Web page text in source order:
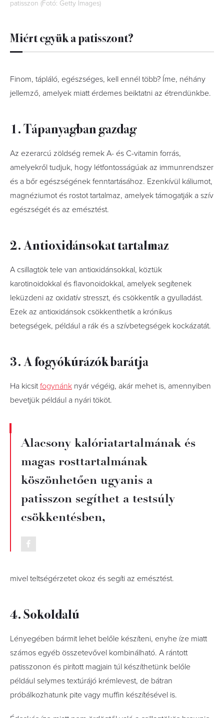
patisszon (Fotó: Getty Images)
Miért együk a patisszont?
Finom, tápláló, egészséges, kell ennél több? Íme, néhány
jellemző, amelyek miatt érdemes beiktatni az étrendünkbe.
1. Tápanyagban gazdag
Az ezerarcú zöldség remek A- és C-vitamin forrás,
amelyekről tudjuk, hogy létfontosságúak az immunrendszer
és a bőr egészségének fenntartásához. Ezenkívül káliumot,
magnéziumot és rostot tartalmaz, amelyek támogatják a szív
egészségét és az emésztést.
2. Antioxidánsokat tartalmaz
A csillagtök tele van antioxidánsokkal, köztük
karotinoidokkal és flavonoidokkal, amelyek segítenek
leküzdeni az oxidatív stresszt, és csökkentik a gyulladást.
Ezek az antioxidánsok csökkenthetik a krónikus
betegségek, például a rák és a szívbetegségek kockázatát.
3. A fogyókúrázók barátja
Ha kicsitfogynánk nyár végéig, akár mehet is, amennyiben
bevetjük például a nyári tököt.
Alacsony kalóriatartalmának és
magas rosttartalmának
köszönhetően ugyanis a
patisszon segíthet a testsúly
csökkentésben,
mivel teltségérzetet okoz és segíti az emésztést.
4. Sokoldalú
Lényegében bármit lehet belőle készíteni, enyhe íze miatt
számos egyéb összetevővel kombinálható. A rántott
patisszonon és pirított magjain túl készíthetünk belőle
például selymes textúrájó krémlevest, de bátran
próbálkozhatunk pite vagy muffin készítésével is.